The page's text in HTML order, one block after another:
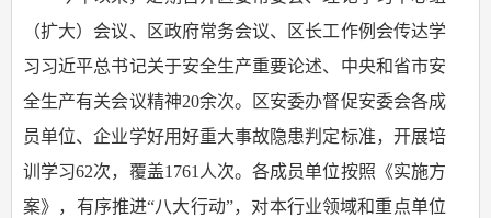
（扩大）会议、区政府常务会议、区长工作例会传达学
习习近平总书记关于安全生产重要论述、中央和省市安
全生产有关会议精神20余次。区安委办督促安委会各成
员单位、企业学好用好重大事故隐患判定标准，开展培
训学习62次，覆盖1761人次。各成员单位按照《实施方
案》，有序推进“八大行动”，对本行业领域和重点单位